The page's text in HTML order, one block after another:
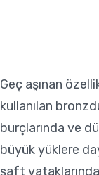
Geç aşınan
kullanılan
burçlarında ve
büyük yüklere
şaft